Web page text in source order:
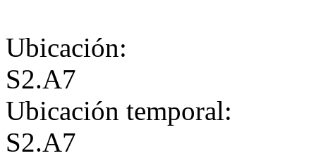
Ubicación:
S2.A7
Ubicación temporal:
S2.A7